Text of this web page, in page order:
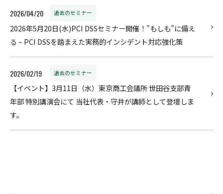
2026/04/20 過去のセミナー
2026年5月20日(水)PCI DSSセミナー開催！”もしも”に備え
る – PCI DSSを踏まえた実務的インシデント対応強化策
2026/02/19 過去のセミナー
【イベント】3月11日（水）東京商工会議所 世田谷支部青
年部 特別講演会にて 当社代表・守井が講師として登壇しま
す。